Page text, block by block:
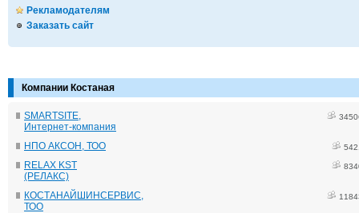
Рекламодателям
Заказать сайт
Компании Костаная
SMARTSITE,
Интернет-компания
НПО АКСОН, ТОО
RELAX KST
(РЕЛАКС)
КОСТАНАЙШИНСЕРВИС,
ТОО